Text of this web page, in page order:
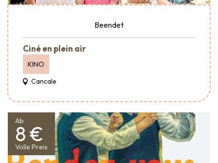
Beendet
Ciné en plein air
KINO
Cancale
Ab
8 €
Volle Preis